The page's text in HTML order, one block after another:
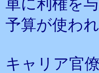
単に利権を
予算が使わ
キャリア官